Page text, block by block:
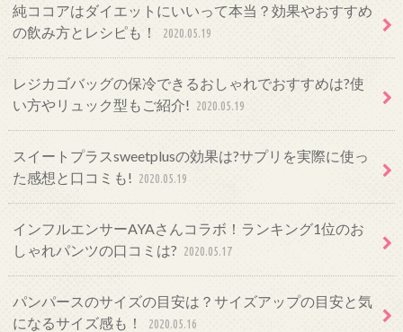
純ココアはダイエットにいいって本当？効果やおすすめ
の飲み方とレシピも！
2020.05.19
レジカゴバッグの保冷できるおしゃれでおすすめは?使
い方やリュック型もご紹介! 2020.05.19
スイートプラスsweetplusの効果は?サプリを実際に使っ
た感想と口コミも! 2020.05.19
インフルエンサーAYAさんコラボ！ランキング1位のお
しゃれパンツの口コミは? 2020.05.17
パンパースのサイズの目安は？サイズアップの目安と気
になるサイズ感も！
2020.05.16